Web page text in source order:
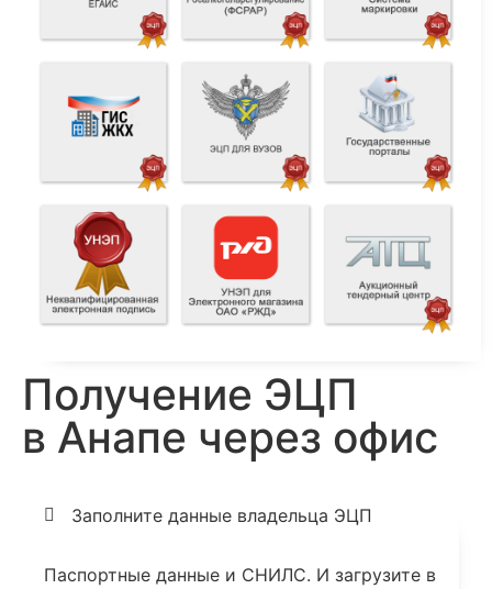
Получение ЭЦП
в Анапе через офис
Заполните данные владельца ЭЦП
Паспортные данные и СНИЛС. И загрузите в